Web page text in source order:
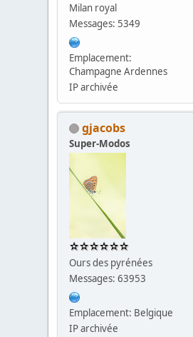
Milan royal
Messages: 5349
Emplacement:
Champagne Ardennes
IP archivée
gjacobs
Super-Modos
Ours des pyrénées
Messages: 63953
Emplacement: Belgique
IP archivée